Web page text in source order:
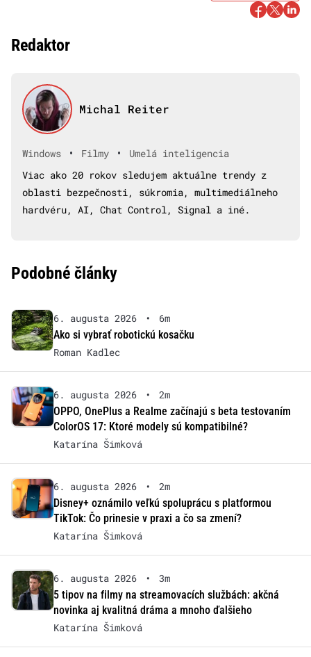
Redaktor
Michal Reiter
Windows • Filmy •
Umelá inteligencia
Viac ako 20 rokov sledujem aktuálne trendy z
oblasti bezpečnosti, súkromia, multimediálneho
hardvéru, AI, Chat Control, Signal a iné.
Podobné články
6. augusta 2026 •
6m
Ako si vybrať robotickú kosačku
Roman Kadlec
6. augusta 2026 •
2m
OPPO, OnePlus a Realme začínajú s beta testovaním
ColorOS 17: Ktoré modely sú kompatibilné?
Katarína Šimková
6. augusta 2026 •
2m
Disney+ oznámilo veľkú spoluprácu s platformou
TikTok: Čo prinesie v praxi a čo sa zmení?
Katarína Šimková
6. augusta 2026 •
3m
5 tipov na filmy na streamovacích službách: akčná
novinka aj kvalitná dráma a mnoho ďalšieho
Katarína Šimková